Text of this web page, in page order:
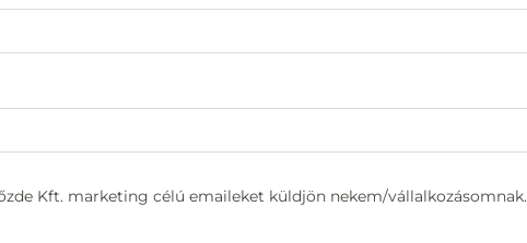
Kft. marketing célú emaileket küldjön nekem/vállalkozásomnak.